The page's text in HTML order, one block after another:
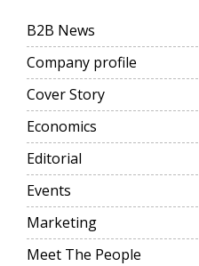
B2B News
Company profile
Cover Story
Economics
Editorial
Events
Marketing
Meet The People